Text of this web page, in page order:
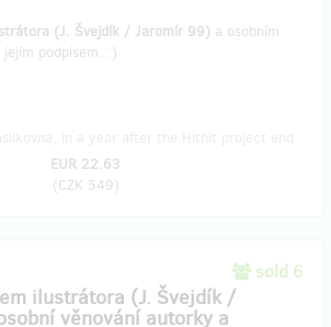
(J. Švejdík / Jaromír 99) a osobním
jejím podpisem. :)
EUR 22.63
(CZK 549)
sold 6
ilustrátora (J. Švejdík /
věnování autorky a